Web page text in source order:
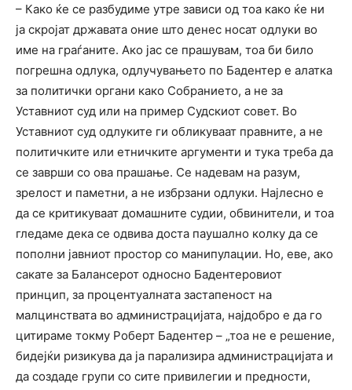
– Како ќе се разбудиме утре зависи од тоа како ќе ни
ја скројат државата оние што денес носат одлуки во
име на граѓаните. Ако јас се прашувам, тоа би било
погрешна одлука, одлучувањето по Бадентер е алатка
за политички органи како Собранието, а не за
Уставниот суд или на пример Судскиот совет. Во
Уставниот суд одлуките ги обликуваат правните, а не
политичките или етничките аргументи и тука треба да
се заврши со ова прашање. Се надевам на разум,
зрелост и паметни, а не избрзани одлуки. Најлесно е
да се критикуваат домашните судии, обвинители, и тоа
гледаме дека се одвива доста паушално колку да се
пополни јавниот простор со манипулации. Но, еве, ако
сакате за Балансерот односно Бадентеровиот
принцип, за процентуалната застапеност на
малцинствата во администрацијата, најдобро е да го
цитираме токму Роберт Бадентер – „тоа не е решение,
бидејќи ризикува да ја парализира администрацијата и
да создаде групи со сите привилегии и предности,